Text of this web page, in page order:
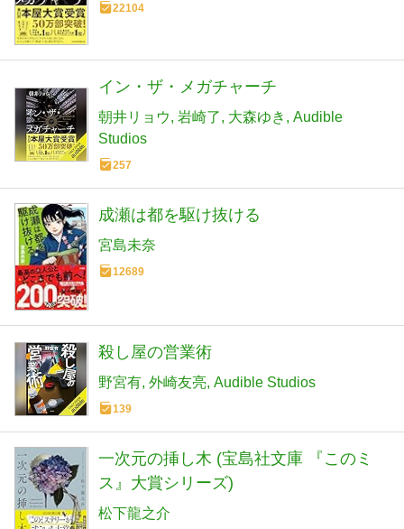
22104
イン・ザ・メガチャーチ
朝井リョウ 岩崎了 大森ゆき
Audible
Studios
257
成瀬は都を駆け抜ける
宮島未奈
12689
殺し屋の営業術
野宮有 外崎友亮 Audible Studios
139
一次元の挿し木 (宝島社文庫 『このミ
ス』大賞シリーズ)
松下龍之介